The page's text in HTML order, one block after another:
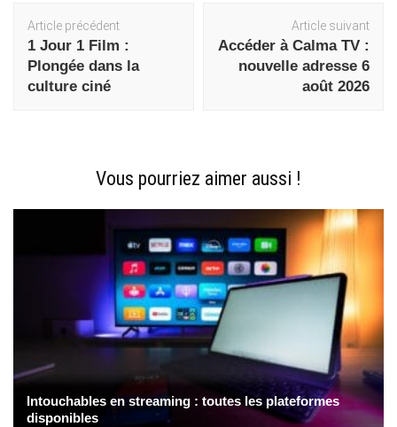
Navigation
d'article
Article précédent
1 Jour 1 Film :
Plongée dans la
culture ciné
Article suivant
Accéder à Calma TV :
nouvelle adresse 6
août 2026
Vous pourriez aimer aussi !
Intouchables en streaming : toutes les plateformes
disponibles